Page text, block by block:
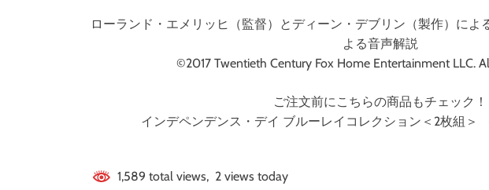
ローランド・エメリッヒ（監督）とディーン・デブリン（製作）によ
よる音声解説
©2017 Twentieth Century Fox Home Entertainment LLC.
ご注文前にこちらの商品もチェック！
インデペンデンス・デイ ブルーレイコレクション＜2枚組＞
1,589 total views, 2 views today